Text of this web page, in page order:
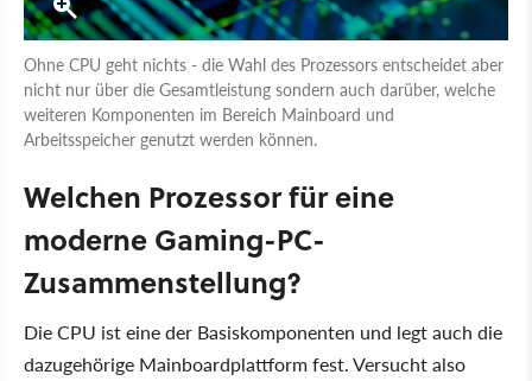
Ohne CPU geht nichts - die Wahl des Prozessors entscheidet aber
nicht nur über die Gesamtleistung sondern auch darüber, welche
weiteren Komponenten im Bereich Mainboard und
Arbeitsspeicher genutzt werden können.
Welchen Prozessor für eine
moderne Gaming-PC-
Zusammenstellung?
Die CPU ist eine der Basiskomponenten und legt auch die
dazugehörige Mainboardplattform fest. Versucht also